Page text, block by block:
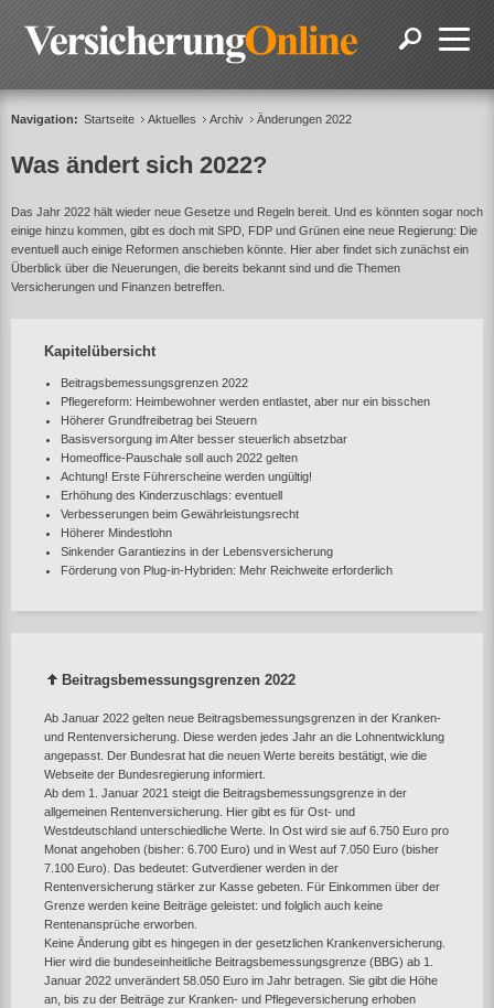
Navigation: Startseite Aktuelles Archiv Änderungen 2022
Was ändert sich 2022?
Das Jahr 2022 hält wieder neue Gesetze und Regeln bereit. Und es könnten sogar noch
einige hinzu kommen, gibt es doch mit SPD, FDP und Grünen eine neue Regierung: Die
eventuell auch einige Reformen anschieben könnte. Hier aber findet sich zunächst ein
Überblick über die Neuerungen, die bereits bekannt sind und die Themen
Versicherungen und Finanzen betreffen.
Kapitelübersicht
Beitragsbemessungsgrenzen 2022
Pflegereform: Heimbewohner werden entlastet, aber nur ein bisschen
Höherer Grundfreibetrag bei Steuern
Basisversorgung im Alter besser steuerlich absetzbar
Homeoffice-Pauschale soll auch 2022 gelten
Achtung! Erste Führerscheine werden ungültig!
Erhöhung des Kinderzuschlags: eventuell
Verbesserungen beim Gewährleistungsrecht
Höherer Mindestlohn
Sinkender Garantiezins in der Lebensversicherung
Förderung von Plug-in-Hybriden: Mehr Reichweite erforderlich
Beitragsbemessungsgrenzen 2022
Ab Januar 2022 gelten neue Beitragsbemessungsgrenzen in der Kranken-
und Rentenversicherung. Diese werden jedes Jahr an die Lohnentwicklung
angepasst. Der Bundesrat hat die neuen Werte bereits bestätigt, wie die
Webseite der Bundesregierung informiert.
Ab dem 1. Januar 2021 steigt die Beitragsbemessungsgrenze in der
allgemeinen Rentenversicherung. Hier gibt es für Ost- und
Westdeutschland unterschiedliche Werte. In Ost wird sie auf 6.750 Euro pro
Monat angehoben (bisher: 6.700 Euro) und in West auf 7.050 Euro (bisher
7.100 Euro). Das bedeutet: Gutverdiener werden in der
Rentenversicherung stärker zur Kasse gebeten. Für Einkommen über der
Grenze werden keine Beiträge geleistet: und folglich auch keine
Rentenansprüche erworben.
Keine Änderung gibt es hingegen in der gesetzlichen Krankenversicherung.
Hier wird die bundeseinheitliche Beitragsbemessungsgrenze (BBG) ab 1.
Januar 2022 unverändert 58.050 Euro im Jahr betragen. Sie gibt die Höhe
an, bis zu der Beiträge zur Kranken- und Pflegeversicherung erhoben